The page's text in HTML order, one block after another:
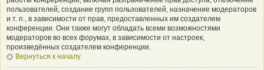
пользователей, создание групп пользователей, назначение модераторов
и т. п., в зависимости от прав, предоставленных им создателем
конференции. Они также могут обладать всеми возможностями
модераторов во всех форумах, в зависимости от настроек,
произведённых создателем конференции.
Вернуться к началу